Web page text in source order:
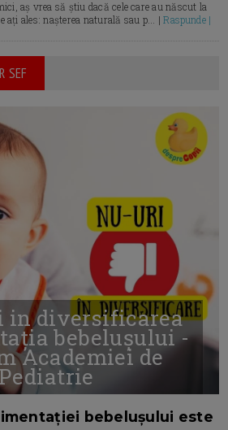
aș vrea să știu dacă cele care au născut la
ați ales: nașterea naturală sau p... |Raspunde |
SEF
in diversificarea
bebelușului -
Academiei de
bebelușului este